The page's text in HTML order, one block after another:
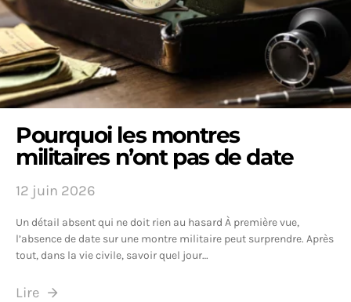
Pourquoi les montres
militaires n’ont pas de date
12 juin 2026
Un détail absent qui ne doit rien au hasard À première vue,
l’absence de date sur une montre militaire peut surprendre. Après
tout, dans la vie civile, savoir quel jour…
Lire